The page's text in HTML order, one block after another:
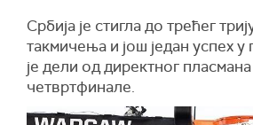
Србија је стигла до трећег
такмичења и још један успех
је дели од директног
четвртфинале.